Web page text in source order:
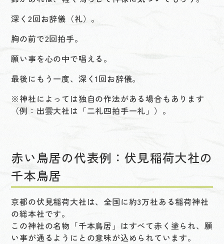
深く2回お辞儀（礼）。
胸の前で2回拍手。
願い事を心の中で唱える。
最後にもう一度、深く1回お辞儀。
※神社によっては独自の作法がある場合もあります
（例：出雲大社は「二礼四拍手一礼」）。
赤い鳥居の代表例：伏見稲荷大社の
千本鳥居
京都の伏見稲荷大社は、全国に約3万社ある稲荷神社
の総本社です。
この神社の名物「千本鳥居」はすべて赤く塗られ、願
い事が通るようにとの意味が込められています。